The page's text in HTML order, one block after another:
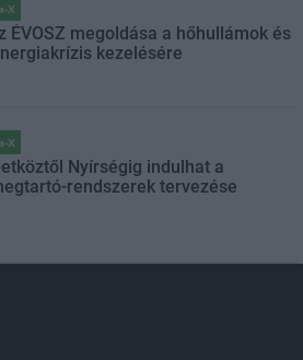
X
ÉVOSZ megoldása a hőhullámok és
kezelésére
X
Nyírségig indulhat a
rendszerek tervezése